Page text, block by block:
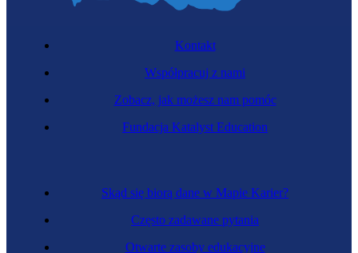
Skąd się biorą dane w Mapie Karier?
Często zadawane pytania
Otwarte zasoby edukacyjne
Kontakt
Współpracuj z nami
Zobacz, jak możesz nam pomóc
Fundacja Katalyst Education